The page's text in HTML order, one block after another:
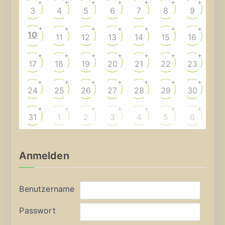
3
+
4
+
5
+
6
+
7
+
8
+
9
+
10
+
11
+
12
+
13
+
14
+
15
+
16
+
17
+
18
+
19
+
20
+
21
+
22
+
23
+
24
+
25
+
26
+
27
+
28
+
29
+
30
+
31
+
1
+
2
+
3
+
4
+
5
+
6
+
Anmelden
Benutzername
Passwort